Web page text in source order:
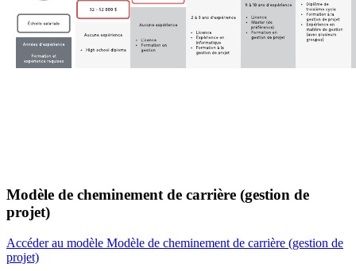
Modèle de cheminement de carrière (gestion de
projet)
Accéder au modèle Modèle de cheminement de carrière (gestion de
projet)